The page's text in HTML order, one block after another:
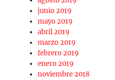
junio 2019
mayo 2019
abril 2019
marzo 2019
febrero 2019
enero 2019
noviembre 2018